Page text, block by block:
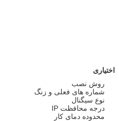
اختیاری
روش نصب
شماره های فعلی و زنگ
نوع سیگنال
درجه محافظت IP
محدوده دمای کار